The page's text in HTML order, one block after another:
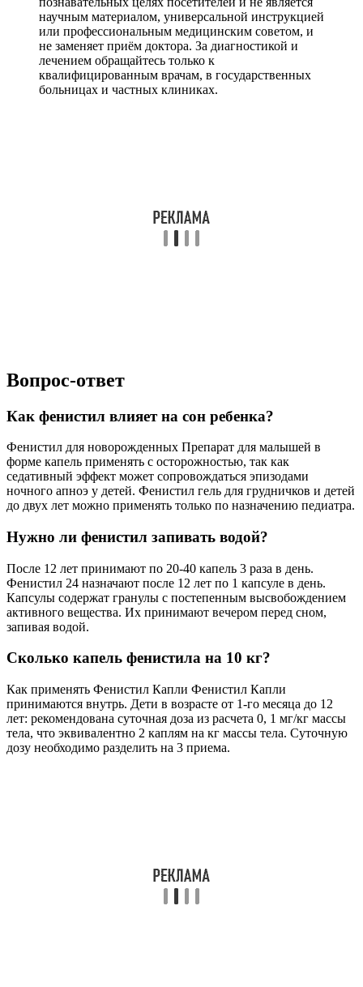
научным материалом, универсальной инструкцией
или профессиональным медицинским советом, и
не заменяет приём доктора. За диагностикой и
лечением обращайтесь только к
квалифицированным врачам, в государственных
больницах и частных клиниках.
Вопрос-ответ
Как фенистил влияет на сон ребенка?
Фенистил для новорожденных Препарат для малышей в
форме капель применять с осторожностью, так как
седативный эффект может сопровождаться эпизодами
ночного апноэ у детей. Фенистил гель для грудничков и детей
до двух лет можно применять только по назначению педиатра.
Нужно ли фенистил запивать водой?
После 12 лет принимают по 20-40 капель 3 раза в день.
Фенистил 24 назначают после 12 лет по 1 капсуле в день.
Капсулы содержат гранулы с постепенным высвобождением
активного вещества. Их принимают вечером перед сном,
запивая водой.
Сколько капель фенистила на 10 кг?
Как применять Фенистил Капли Фенистил Капли
принимаются внутрь. Дети в возрасте от 1-го месяца до 12
лет: рекомендована суточная доза из расчета 0, 1 мг/кг массы
тела, что эквивалентно 2 каплям на кг массы тела. Суточную
дозу необходимо разделить на 3 приема.